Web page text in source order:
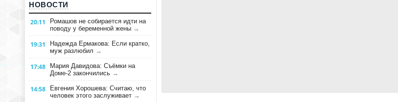
НОВОСТИ
20:11
Ромашов не собирается идти на
поводу у беременной жены →
19:31
Надежда Ермакова: Если кратко,
муж разлюбил →
17:48
Мария Давидова: Съёмки на
Доме-2 закончились →
14:58
Евгения Хорошева: Считаю, что
человек этого заслуживает →